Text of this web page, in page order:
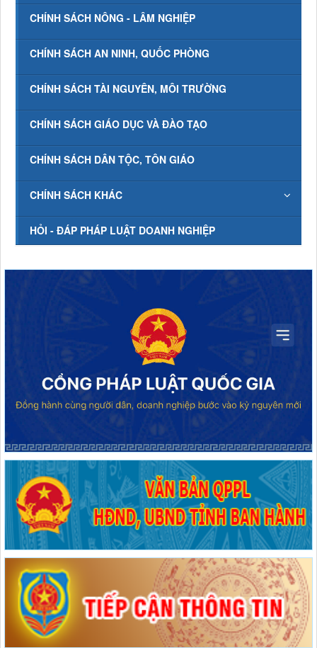
CHÍNH SÁCH NÔNG - LÂM NGHIỆP
CHÍNH SÁCH AN NINH, QUỐC PHÒNG
CHÍNH SÁCH TÀI NGUYÊN, MÔI TRƯỜNG
CHÍNH SÁCH GIÁO DỤC VÀ ĐÀO TẠO
CHÍNH SÁCH DÂN TỘC, TÔN GIÁO
CHÍNH SÁCH KHÁC
HỎI - ĐÁP PHÁP LUẬT DOANH NGHIỆP